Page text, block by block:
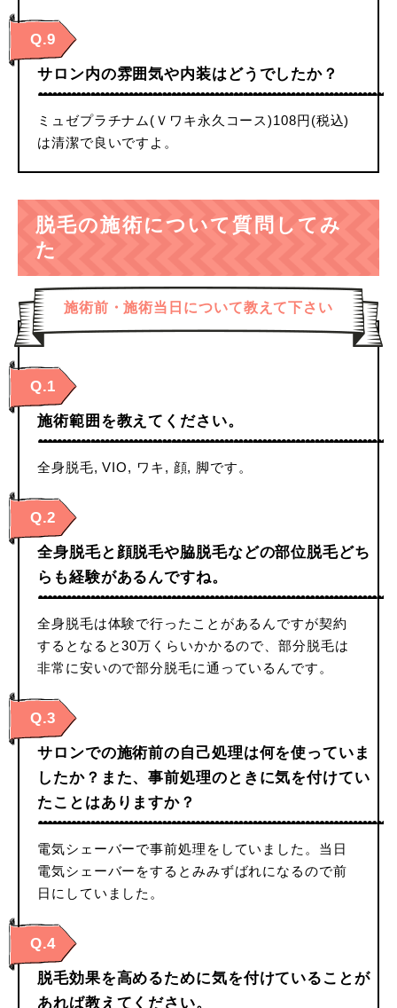
Q.9
サロン内の雰囲気や内装はどうでしたか？
ミュゼプラチナム(Ｖワキ永久コース)108円(税込)
は清潔で良いですよ。
脱毛の施術について質問してみ
た
施術前・施術当日について教えて下さい
Q.1
施術範囲を教えてください。
全身脱毛, VIO, ワキ, 顔, 脚です。
Q.2
全身脱毛と顔脱毛や脇脱毛などの部位脱毛どち
らも経験があるんですね。
全身脱毛は体験で行ったことがあるんですが契約
するとなると30万くらいかかるので、部分脱毛は
非常に安いので部分脱毛に通っているんです。
Q.3
サロンでの施術前の自己処理は何を使っていま
したか？また、事前処理のときに気を付けてい
たことはありますか？
電気シェーバーで事前処理をしていました。当日
電気シェーバーをするとみみずばれになるので前
日にしていました。
Q.4
脱毛効果を高めるために気を付けていることが
あれば教えてください。